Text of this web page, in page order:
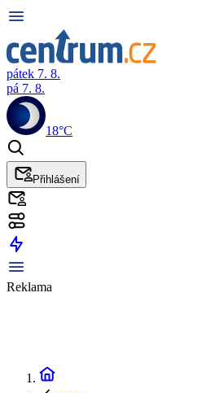
pátek 7. 8.
pá 7. 8.
18°C
Přihlášení
Reklama